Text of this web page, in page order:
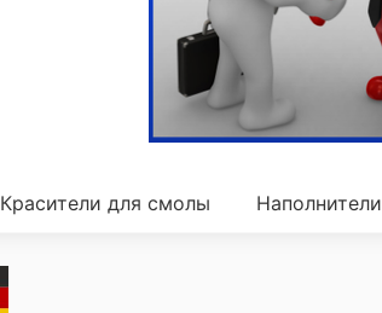
Красители для смолы Наполнители